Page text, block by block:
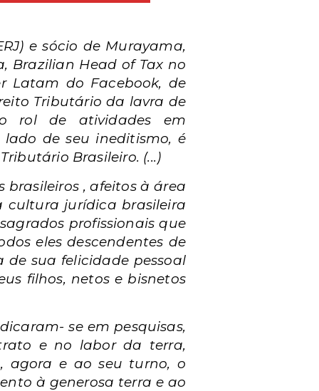
e sócio de Murayama,
Brazilian Head of Tax no
Latam do Facebook, de
Tributário da lavra de
rol de atividades em
de seu ineditismo, é
Brasileiro. (...)
, afeitos à área
cultura jurídica brasileira
profissionais que
eles descendentes de
de sua felicidade pessoal
filhos, netos e bisnetos
se em pesquisas,
e no labor da terra,
agora e ao seu turno, o
à generosa terra e ao